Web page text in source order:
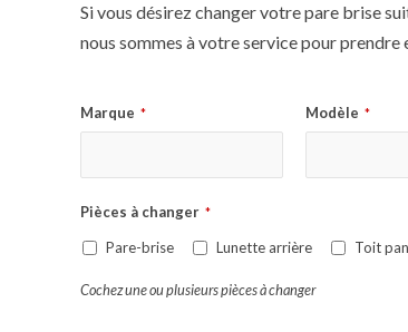
Si vous désirez changer votre pare brise
nous sommes à votre service pour prendre
Marque * Modèle *
Pièces à changer *
Pare-brise Lunette arrière Toit
Cochez une ou plusieurs pièces à changer